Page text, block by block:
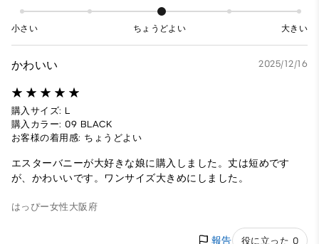
小さい ちょうどよい 大きい
かわいい 2025/12/16
購入サイズ: L
購入カラー: 09 BLACK
お客様の着用感: ちょうどよい
エスターバニーが大好きな娘に購入しました。丈は短めです
が、かわいいです。ワンサイズ大きめにしました。
はっぴー女性 大阪府
報告 役に立った 0